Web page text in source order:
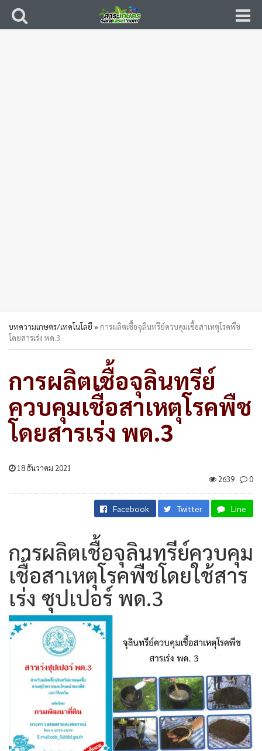
บทความเกษตร/เทคโนโลยี »การผลิตเชื้อจุลินทรีย์ควบคุมเชื้อสาเหตุโรคพืช
โดยสารเร่ง พด.3
การผลิตเชื้อจุลินทรีย์
ควบคุมเชื้อสาเหตุโรคพืช
โดยสารเร่ง พด.3
18 ธันวาคม 2021
2639
0
Facebook Twitter Line
การผลิตเชื้อจุลินทรีย์ควบคุม
เชื้อสาเหตุโรคพืชโดยใช้สาร
เร่ง ซุปเปอร์ พด.3